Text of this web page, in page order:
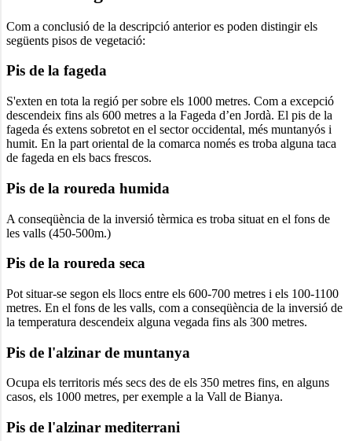
Com a conclusió de la descripció anterior es poden distingir els
següents pisos de vegetació:
Pis de la fageda
S'exten en tota la regió per sobre els 1000 metres. Com a excepció
descendeix fins als 600 metres a la Fageda d’en Jordà. El pis de la
fageda és extens sobretot en el sector occidental, més muntanyós i
humit. En la part oriental de la comarca només es troba alguna taca
de fageda en els bacs frescos.
Pis de la roureda humida
A conseqüència de la inversió tèrmica es troba situat en el fons de
les valls (450-500m.)
Pis de la roureda seca
Pot situar-se segon els llocs entre els 600-700 metres i els 100-1100
metres. En el fons de les valls, com a conseqüència de la inversió de
la temperatura descendeix alguna vegada fins als 300 metres.
Pis de l'alzinar de muntanya
Ocupa els territoris més secs des de els 350 metres fins, en alguns
casos, els 1000 metres, per exemple a la Vall de Bianya.
Pis de l'alzinar mediterrani